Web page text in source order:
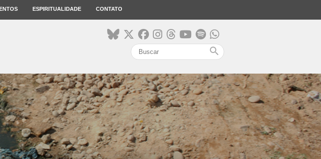
ESPIRITUALIDADE CONTATO
search